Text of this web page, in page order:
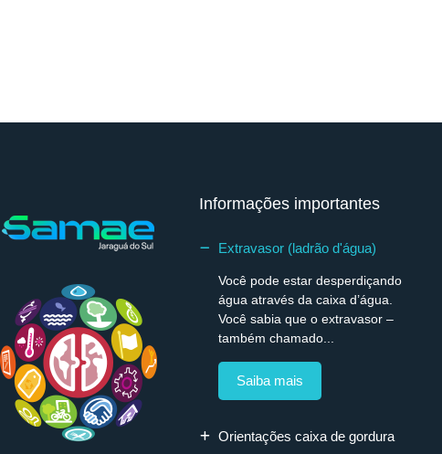
Informações importantes
Extravasor (ladrão d'água)
Você pode estar desperdiçando
água através da caixa d’água.
Você sabia que o extravasor –
também chamado...
Saiba mais
Orientações caixa de gordura